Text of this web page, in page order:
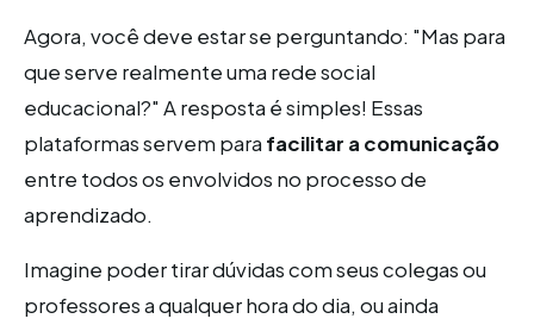
Agora, você deve estar se perguntando: "Mas para
que serve realmente uma rede social
educacional?" A resposta é simples! Essas
plataformas servem para facilitar a comunicação
entre todos os envolvidos no processo de
aprendizado.
Imagine poder tirar dúvidas com seus colegas ou
professores a qualquer hora do dia, ou ainda